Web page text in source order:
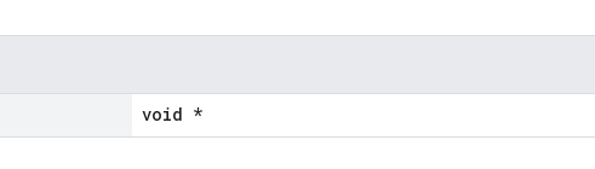
void *